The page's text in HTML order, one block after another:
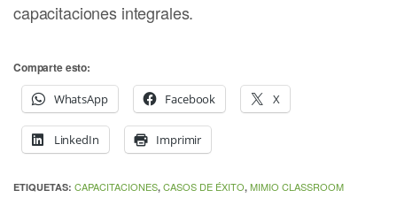
capacitaciones integrales.
Comparte esto:
WhatsApp
Facebook X
LinkedIn Imprimir
ETIQUETAS: CAPACITACIONES, CASOS DE ÉXITO, MIMIO CLASSROOM